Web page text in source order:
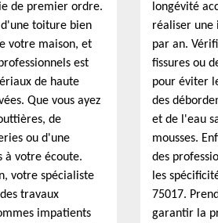
de premier ordre.
toiture bien
votre maison, et
est
de haute
Que vous ayez
de
ou d'une
à votre écoute.
votre spécialiste
travaux
impatients
longévité
réaliser une
par an.
fissures ou
pour éviter
des
et de l'eau
mousses.
des
les
75017.
garantir la